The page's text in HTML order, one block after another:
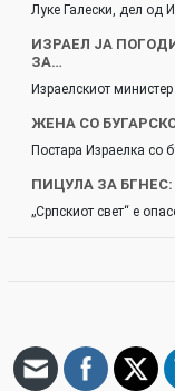
Луке Галески, дел од
ИЗРАЕЛ ЈА
ЗА…
Израелскиот
ЖЕНА СО
Постара Израелка со
ПИЦУЛА ЗА
„Српскиот свет“ е